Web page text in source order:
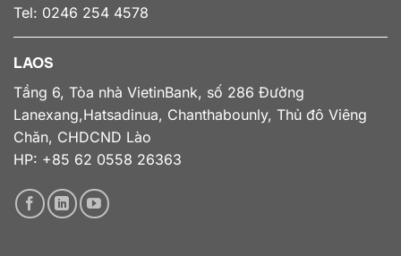
Tel: 0246 254 4578
LAOS
Tầng 6, Tòa nhà VietinBank, số 286 Đường
Lanexang,Hatsadinua, Chanthabounly, Thủ đô Viêng
Chăn, CHDCND Lào
HP: +85 62 0558 26363